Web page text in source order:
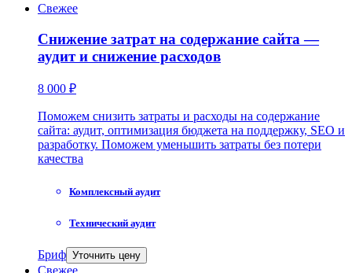
Свежее
Снижение затрат на содержание сайта —
аудит и снижение расходов
8 000 ₽
Поможем снизить затраты и расходы на содержание
сайта: аудит, оптимизация бюджета на поддержку, SEO и
разработку. Поможем уменьшить затраты без потери
качества
Комплексный аудит
Технический аудит
Бриф Уточнить цену
Свежее